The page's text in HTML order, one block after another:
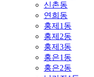
신촌동
연희동
홍제1동
홍제2동
홍제3동
홍은1동
홍은2동